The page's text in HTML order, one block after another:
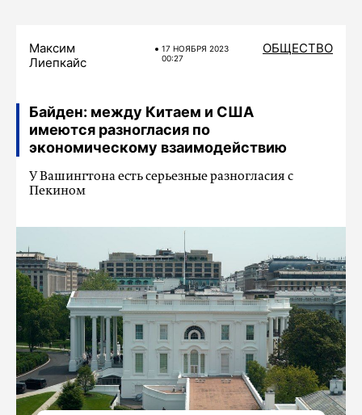
Максим
Лиепкайс
17 НОЯБРЯ 2023
00:27
ОБЩЕСТВО
Байден: между Китаем и США
имеются разногласия по
экономическому взаимодействию
У Вашингтона есть серьезные разногласия с
Пекином